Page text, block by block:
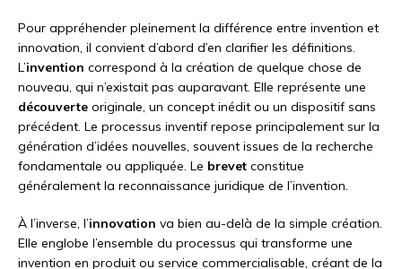
Pour appréhender pleinement la différence entre invention et
innovation, il convient d’abord d’en clarifier les définitions.
L’invention correspond à la création de quelque chose de
nouveau, qui n’existait pas auparavant. Elle représente une
découverte originale, un concept inédit ou un dispositif sans
précédent. Le processus inventif repose principalement sur la
génération d’idées nouvelles, souvent issues de la recherche
fondamentale ou appliquée. Le brevet constitue
généralement la reconnaissance juridique de l’invention.
À l’inverse, l’innovation va bien au-delà de la simple création.
Elle englobe l’ensemble du processus qui transforme une
invention en produit ou service commercialisable, créant de la